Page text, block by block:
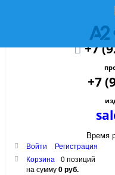
+7
+7
Время
Войти
Регистрация
Корзина
0 позиций
на сумму0 руб.